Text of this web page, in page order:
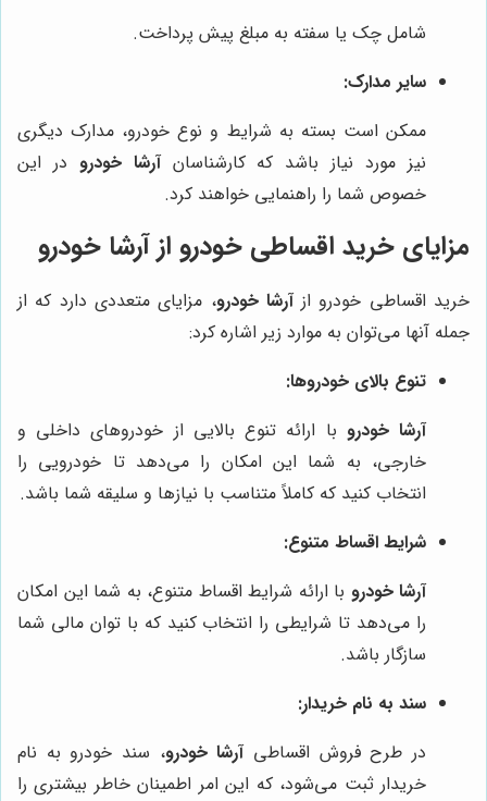
شامل چک یا سفته به مبلغ پیش پرداخت.
سایر مدارک:
ممکن است بسته به شرایط و نوع خودرو، مدارک دیگری
نیز مورد نیاز باشد که کارشناسانآرشا خودرو در این
خصوص شما را راهنمایی خواهند کرد.
مزایای خرید اقساطی خودرو از آرشا خودرو
خرید اقساطی خودرو ازآرشا خودرو، مزایای متعددی دارد که از
جمله آنها می‌توان به موارد زیر اشاره کرد:
تنوع بالای خودروها:
آرشا خودرو با ارائه تنوع بالایی از خودروهای داخلی و
خارجی، به شما این امکان را می‌دهد تا خودرویی را
انتخاب کنید که کاملاً متناسب با نیازها و سلیقه شما باشد.
شرایط اقساط متنوع:
آرشا خودرو با ارائه شرایط اقساط متنوع، به شما این امکان
را می‌دهد تا شرایطی را انتخاب کنید که با توان مالی شما
سازگار باشد.
سند به نام خریدار:
در طرح فروش اقساطیآرشا خودرو، سند خودرو به نام
خریدار ثبت می‌شود، که این امر اطمینان خاطر بیشتری را